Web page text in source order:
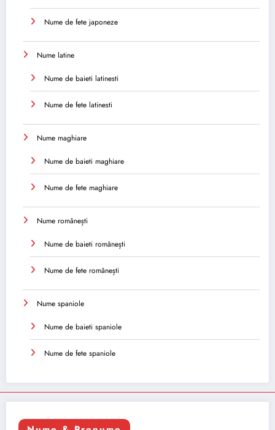
Nume de fete japoneze
Nume latine
Nume de baieti latinesti
Nume de fete latinesti
Nume maghiare
Nume de baieti maghiare
Nume de fete maghiare
Nume românești
Nume de baieti românești
Nume de fete românești
Nume spaniole
Nume de baieti spaniole
Nume de fete spaniole